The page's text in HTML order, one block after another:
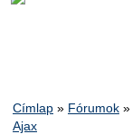
Címlap » Fórumok »
Ajax